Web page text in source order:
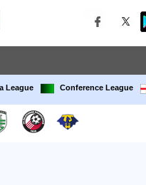
League Conference League